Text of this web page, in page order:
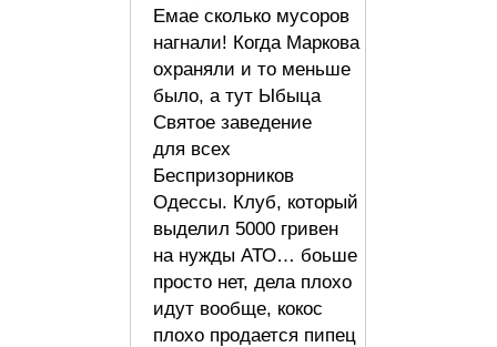
Емае сколько мусоров
нагнали! Когда Маркова
охраняли и то меньше
было, а тут Ыбыца
Святое заведение
для всех
Беспризорников
Одессы. Клуб, который
выделил 5000 гривен
на нужды АТО… боьше
просто нет, дела плохо
идут вообще, кокос
плохо продается пипец